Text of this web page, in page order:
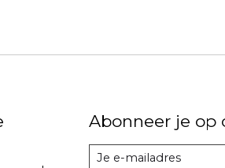
Abonneer je op